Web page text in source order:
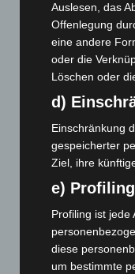
Brand im „Haus der
eingedämmt
6. August 2026
Roten Kreuz
5. August 2026
Mann läuft mit
Zeugen
5. August 2026
Celle: Mensch stirbt
5. August 2026
Auslesen, das
Offenlegung
eine andere
oder die
Löschen oder
d)
Einschränkung
gespeicherter
Ziel, ihre
e) Profiling
Profiling ist jede
diese
um bestimmte